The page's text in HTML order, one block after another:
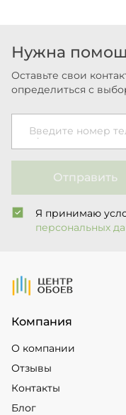
Нужна
Оставьте свои
определиться с
Введите номер
Отправить
Я принимаю
персональных
На Главную
Компания
О компании
Отзывы
Контакты
Блог